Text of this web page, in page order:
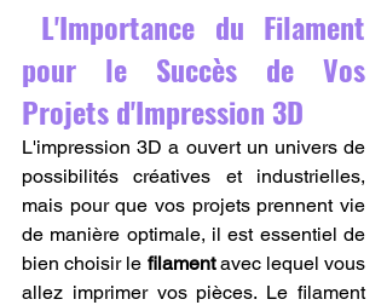
L'Importance du Filament
pour le Succès de Vos
Projets d'Impression 3D
L'impression 3D a ouvert un univers de
possibilités créatives et industrielles,
mais pour que vos projets prennent vie
de manière optimale, il est essentiel de
bien choisir le filament avec lequel vous
allez imprimer vos pièces. Le filament